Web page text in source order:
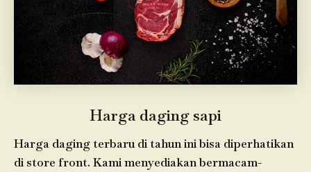
Harga daging sapi
Harga daging terbaru di tahun ini bisa diperhatikan
di store front. Kami menyediakan bermacam-